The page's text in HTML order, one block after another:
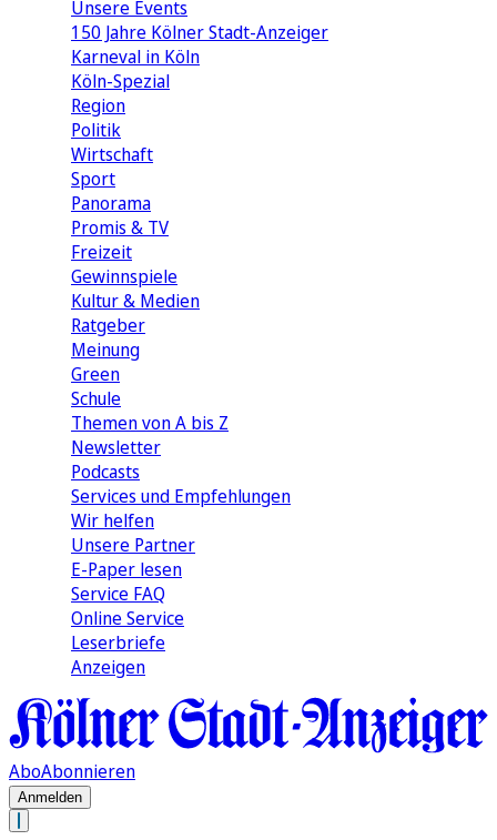
Unsere Events
150 Jahre Kölner Stadt-Anzeiger
Karneval in Köln
Köln-Spezial
Region
Politik
Wirtschaft
Sport
Panorama
Promis & TV
Freizeit
Gewinnspiele
Kultur & Medien
Ratgeber
Meinung
Green
Schule
Themen von A bis Z
Newsletter
Podcasts
Services und Empfehlungen
Wir helfen
Unsere Partner
E-Paper lesen
Service FAQ
Online Service
Leserbriefe
Anzeigen
AboAbonnieren
Anmelden